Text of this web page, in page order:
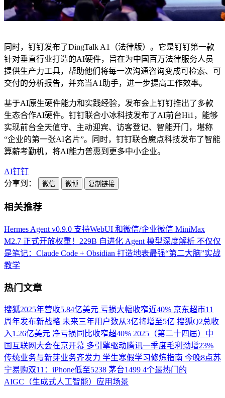
同时，钉钉发布了DingTalk A1（法律版）。它是钉钉第一款
针对垂直行业打造的AI硬件，旨在为中国百万法律服务人员
提供生产力工具，帮助他们将每一次沟通咨询变成可检索、可
交付的分析报告，并充当A1助手，进一步提高工作效率。
基于AI原生硬件能力和实践经验，发布会上钉钉推出了多款
生态合作AI硬件。钉钉联合小冰科技发布了AI前台Hi1，能够
实现前台全天值守、主动迎宾、访客登记、智能开门，堪称
“企业的第一张AI名片”。同时，钉钉联合魔点科技发布了智能
算薪考勤机，将AI能力普惠到更多中小企业。
AI钉钉
分享到：
微信 微博 复制链接
相关推荐
Hermes Agent v0.9.0 支持WebUI 和微信/企业微信 MiniMax
M2.7 正式开放权重！229B 自进化 Agent 模型深度解析 不仅仅
是笔记：Claude Code + Obsidian 打造地表最强“第二大脑”实战
教学
热门文章
搜狐2025年营收5.84亿美元 亏损大幅收窄近40% 京东超市11
周年发布新战略 未来三年用户数从3亿将增至5亿 搜狐Q2总收
入1.26亿美元 净亏损同比收窄超40% 2025（第二十四届）中
国互联网大会在京开幕 多引擎驱动腾讯一季度毛利劲增23%
传统业务与新芽业务齐发力 学生寒假学习修炼指南 今晚8点苏
宁易购双11：iPhone低至5238 茅台1499 4个最热门的
AIGC（生成式人工智能）应用场景